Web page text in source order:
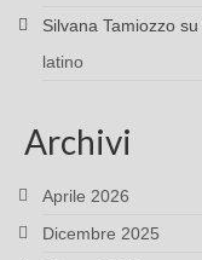
Silvana Tamiozzo su
latino
Archivi
Aprile 2026
Dicembre 2025